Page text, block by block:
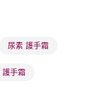
費
5個工作天到店，3天內
尿素 護手霜
護手霜